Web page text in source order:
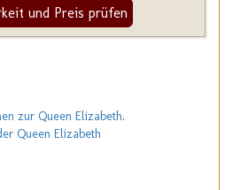
und Preis prüfen
zur Queen Elizabeth.
Queen Elizabeth